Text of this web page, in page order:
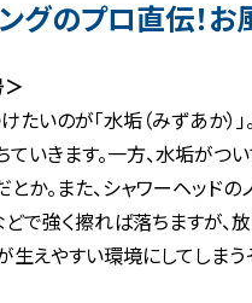
グのプロ直伝！
いのが「水垢（みずあか）
いきます。一方、水垢がつ
か。また、シャワーヘッド
で強く擦れば落ちますが、
えやすい環境にしてしまう